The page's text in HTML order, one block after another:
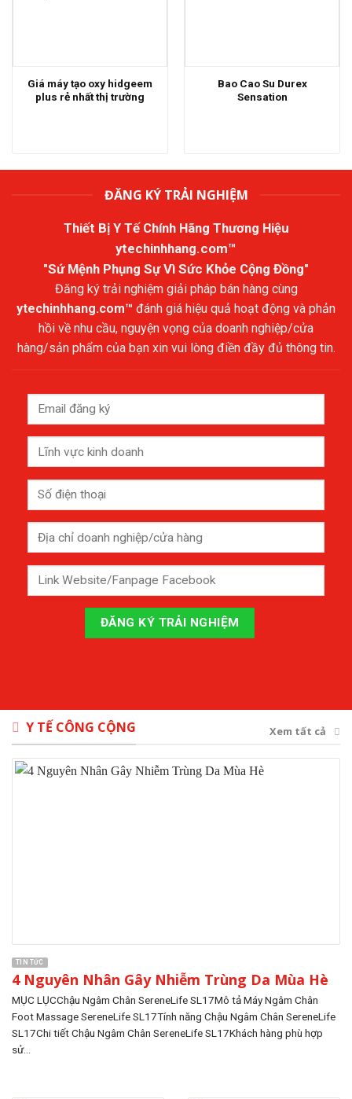
Giá máy tạo oxy hidgeem
plus rẻ nhất thị trường
Bao Cao Su Durex
Sensation
ĐĂNG KÝ TRẢI NGHIỆM
Thiết Bị Y Tế Chính Hãng Thương Hiệu
ytechinhhang.com™
"Sứ Mệnh Phụng Sự Vì Sức Khỏe Cộng Đồng"
Đăng ký trải nghiệm giải pháp bán hàng cùng
ytechinhhang.com™ đánh giá hiệu quả hoạt động và phản
hồi về nhu cầu, nguyện vọng của doanh nghiệp/cửa
hàng/sản phẩm của bạn xin vui lòng điền đầy đủ thông tin.
Y TẾ CÔNG CỘNG Xem tất cả
TIN TỨC
4 Nguyên Nhân Gây Nhiễm Trùng Da Mùa Hè
MỤC LỤCChậu Ngâm Chân SereneLife SL17Mô tả Máy Ngâm Chân
Foot Massage SereneLife SL17Tính năng Chậu Ngâm Chân SereneLife
SL17Chi tiết Chậu Ngâm Chân SereneLife SL17Khách hàng phù hợp
sử...